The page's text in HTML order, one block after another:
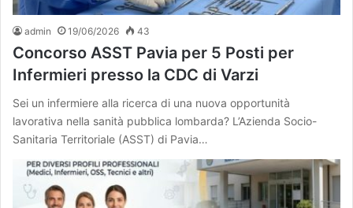
admin 19/06/2026 43
Concorso ASST Pavia per 5 Posti per
Infermieri presso la CDC di Varzi
Sei un infermiere alla ricerca di una nuova opportunità
lavorativa nella sanità pubblica lombarda? L’Azienda Socio-
Sanitaria Territoriale (ASST) di Pavia…